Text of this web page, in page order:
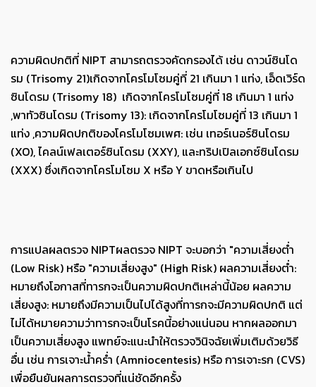
ความผิดปกติที่ NIPT สามารถตรวจคัดกรองได้ เช่น ดาวน์ซินโด
รม (Trisomy 21)เกิดจากโครโมโซมคู่ที่ 21 เกินมา 1 แท่ง, เอ็ดเวิร์ด
ซินโดรม (Trisomy 18) เกิดจากโครโมโซมคู่ที่ 18 เกินมา 1 แท่ง
,พาทัวซินโดรม (Trisomy 13): เกิดจากโครโมโซมคู่ที่ 13 เกินมา 1
แท่ง ,ความผิดปกติของโครโมโซมเพศ: เช่น เทอร์เนอร์ซินโดรม
(XO), ไคลน์เฟลเตอร์ซินโดรม (XXY), และทริปเปิลเอกซ์ซินโดรม
(XXX) ซึ่งเกิดจากโครโมโซม X หรือ Y ขาดหรือเกินไป
การแปลผลตรวจ NIPTผลตรวจ NIPT จะบอกว่า "ความเสี่ยงต่ำ
(Low Risk) หรือ "ความเสี่ยงสูง" (High Risk) ผลความเสี่ยงต่ำ:
หมายถึงโอกาสที่ทารกจะเป็นความผิดปกติเหล่านี้น้อย ผลความ
เสี่ยงสูง: หมายถึงมีความเป็นไปได้สูงที่ทารกจะมีความผิดปกติ แต่
ไม่ได้หมายความว่าทารกจะเป็นโรคนี้อย่างแน่นอน หากผลออกมา
เป็นความเสี่ยงสูง แพทย์จะแนะนำให้ตรวจวินิจฉัยเพิ่มเติมด้วยวิธี
อื่น เช่น การเจาะน้ำคร่ำ (Amniocentesis) หรือ การเจาะรก (CVS)
เพื่อยืนยันผลการตรวจที่แน่ชัดอีกครั้ง